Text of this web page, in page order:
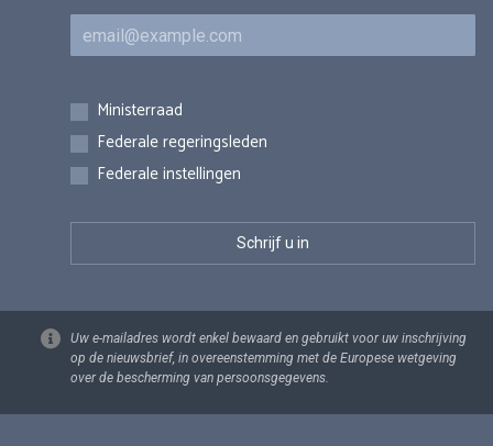
E-mail
Inschrijvingen
Ministerraad
Federale regeringsleden
Federale instellingen
Uw e-mailadres wordt enkel bewaard en gebruikt voor uw inschrijving
op de nieuwsbrief, in overeenstemming met de Europese wetgeving
over de bescherming van persoonsgegevens.